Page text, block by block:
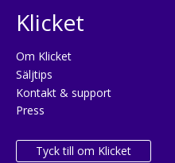
Klicket
Om Klicket
Säljtips
Kontakt & support
Press
Tyck till om Klicket